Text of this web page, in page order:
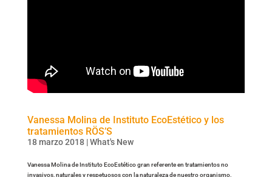
Vanessa Molina de Instituto EcoEstético y los
tratamientos RÖS’S
18 marzo 2018|What's New
Vanessa Molina de Instituto EcoEstético gran referente en tratamientos no
invasivos, naturales y respetuosos con la naturaleza de nuestro organismo,